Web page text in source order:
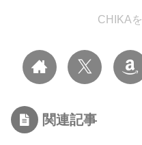
CHIKA
関連記事